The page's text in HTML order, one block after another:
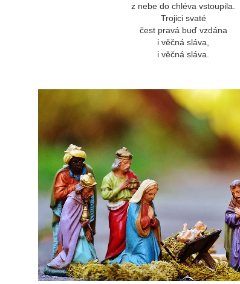
z nebe do chléva vstoupila.
Trojici svaté
čest pravá buď vzdána
i věčná sláva,
i věčná sláva.